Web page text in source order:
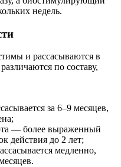
недель.
и рассасываются в
по составу,
за 6–9 месяцев,
— более выраженный
действия до 2 лет;
медленно,